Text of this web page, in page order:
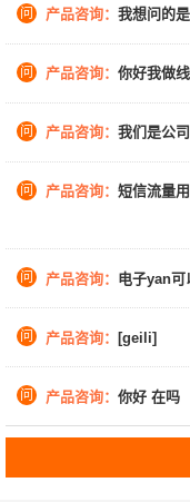
问 产品咨询： 我想问的
问 产品咨询： 你好我做
问 产品咨询： 我们是公
问 产品咨询： 短信流量
问 产品咨询： 电子yan可
问 产品咨询： [geili]
问 产品咨询： 你好 在吗